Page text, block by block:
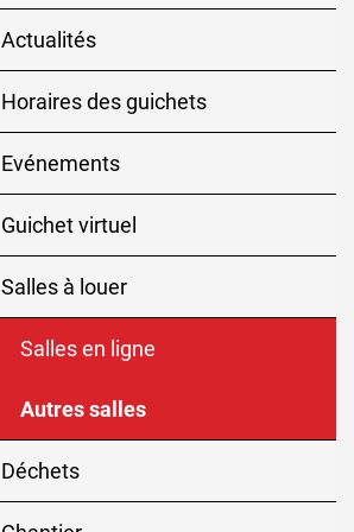
Actualités
Horaires des guichets
Evénements
Guichet virtuel
Salles à louer
Salles en ligne
Autres salles
Déchets